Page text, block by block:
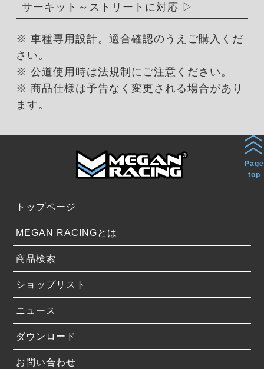
サーキット～ストリートに対応
※ 車種専用設計。適合確認のうえご購入くだ
さい。
※ 公道使用時は法規制にご注意ください。
※ 商品仕様は予告なく変更される場合があり
ます。
トップページ
MEGAN RACINGとは
商品検索
ショップリスト
ニュース
ダウンロード
お問い合わせ
Page
top